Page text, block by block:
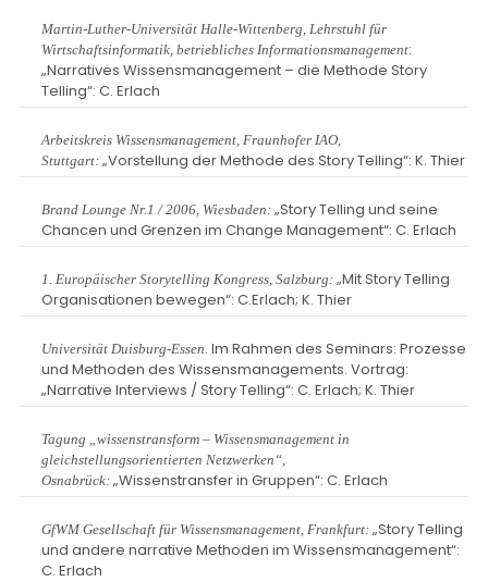
Martin-Luther-Universität Halle-Wittenberg, Lehrstuhl für
Wirtschaftsinformatik, betriebliches Informationsmanagement:
„Narratives Wissensmanagement – die Methode Story
Telling“: C. Erlach
Arbeitskreis Wissensmanagement, Fraunhofer IAO,
Stuttgart: „Vorstellung der Methode des Story Telling“: K. Thier
Brand Lounge Nr.1 / 2006, Wiesbaden: „Story Telling und seine
Chancen und Grenzen im Change Management“: C. Erlach
1. Europäischer Storytelling Kongress, Salzburg: „Mit Story Telling
Organisationen bewegen“: C.Erlach; K. Thier
Universität Duisburg-Essen. Im Rahmen des Seminars: Prozesse
und Methoden des Wissensmanagements. Vortrag:
„Narrative Interviews / Story Telling“: C. Erlach; K. Thier
Tagung „wissenstransform – Wissensmanagement in
gleichstellungsorientierten Netzwerken“,
Osnabrück: „Wissenstransfer in Gruppen“: C. Erlach
GfWM Gesellschaft für Wissensmanagement, Frankfurt: „Story Telling
und andere narrative Methoden im Wissensmanagement“:
C. Erlach